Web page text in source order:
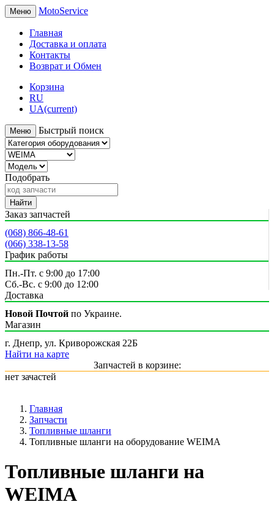
Меню MotoService
Главная
Доставка и оплата
Контакты
Возврат и Обмен
Корзина
RU
UA(current)
Меню Быстрый поиск
Подобрать
Найти
Заказ запчастей
(068) 866-48-61
(066) 338-13-58
График работы
Пн.-Пт. с 9:00 до 17:00
Сб.-Вс. с 9:00 до 12:00
Доставка
Новой Почтой по Украине.
Магазин
г. Днепр, ул. Криворожская 22Б
Найти на карте
Запчастей в корзине:
нет зачастей
Главная
Запчасти
Топливные шланги
Топливные шланги на оборудование WEIMA
Топливные шланги на
WEIMA